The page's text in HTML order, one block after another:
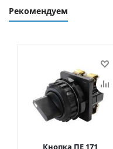
Рекомендуем
Кнопка ПЕ 171